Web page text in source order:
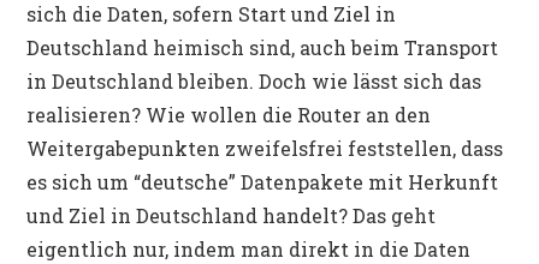
sich die Daten, sofern Start und Ziel in
Deutschland heimisch sind, auch beim Transport
in Deutschland bleiben. Doch wie lässt sich das
realisieren? Wie wollen die Router an den
Weitergabepunkten zweifelsfrei feststellen, dass
es sich um “deutsche” Datenpakete mit Herkunft
und Ziel in Deutschland handelt? Das geht
eigentlich nur, indem man direkt in die Daten